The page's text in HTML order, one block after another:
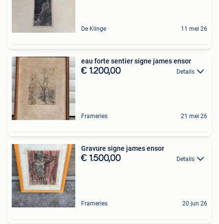
De Klinge 11 mei 26
eau forte sentier signe james ensor
€ 1.200,00 Details
Frameries 21 mei 26
Gravure signe james ensor
€ 1.500,00 Details
Frameries 20 jun 26